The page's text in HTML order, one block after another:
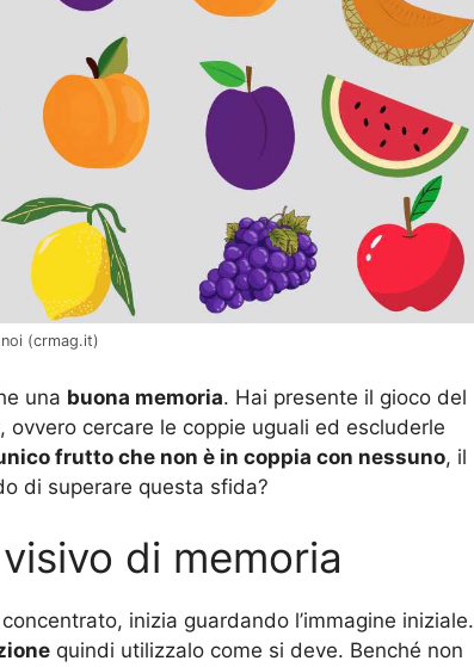
(crmag.it)
una buona memoria. Hai presente il gioco del
cercare le coppie uguali ed escluderle
frutto che non è in coppia con nessuno, il
di superare questa sfida?
di memoria
inizia guardando l’immagine iniziale.
quindi utilizzalo come si deve. Benché non